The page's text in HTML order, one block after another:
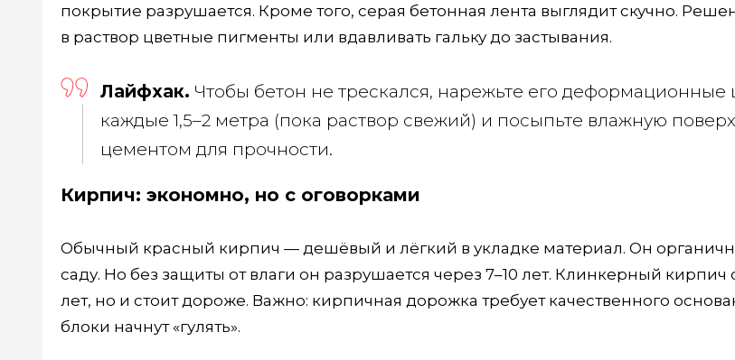
покрытие разрушается. Кроме того, серая бетонная лента выглядит скучно.
в раствор цветные пигменты или вдавливать гальку до застывания.
Лайфхак. Чтобы бетон не трескался, нарежьте его деформационные
каждые 1,5–2 метра (пока раствор свежий) и посыпьте влажную
цементом для прочности.
Кирпич: экономно, но с оговорками
Обычный красный кирпич — дешёвый и лёгкий в укладке материал. Он
саду. Но без защиты от влаги он разрушается через 7–10 лет. Клинкерный кирпич
лет, но и стоит дороже. Важно: кирпичная дорожка требует качественного
блоки начнут «гулять».